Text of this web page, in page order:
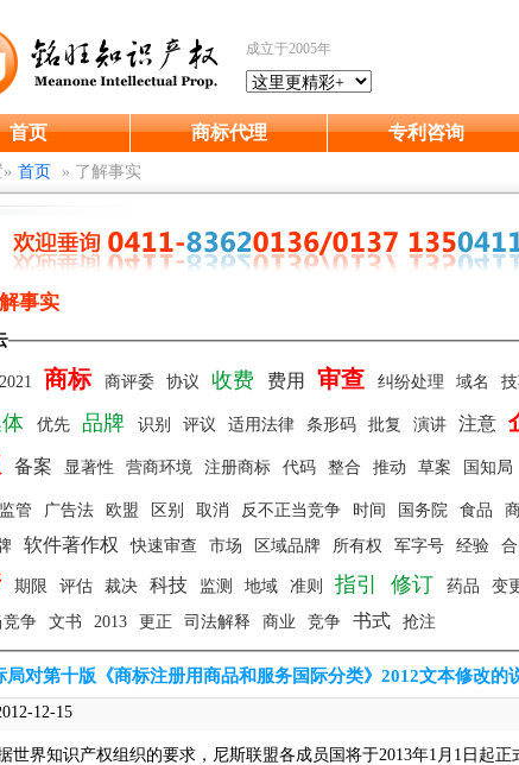
成立于2005年
首页 商标代理 专利咨询
首页 » 了解事实
事实
2021 商标 商评委 协议 收费 费用 审查 纠纷处理 域名
优先 品牌 识别 评议 适用法律 条形码 批复 演讲 注意
备案 显著性 营商环境 注册商标 代码 整合 推动 草案 国知局
监管 广告法 欧盟 区别 取消 反不正当竞争 时间 国务院 食品
软件著作权 快速审查 市场 区域品牌 所有权 军字号 经验
期限 评估 裁决 科技 监测 地域 准则 指引 修订 药品 变
竞争 文书 2013 更正 司法解释 商业 竞争 书式 抢注
局对第十版《商标注册用商品和服务国际分类》2012文本修改的
12-15
世界知识产权组织的要求，尼斯联盟各成员国将于2013年1月1日起